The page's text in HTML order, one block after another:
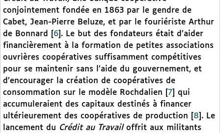
conjointement fondée en 1863 par le gendre de
Cabet, Jean-Pierre Beluze, et par le fouriériste Arthur
de Bonnard
6 . Le but des fondateurs était d’aider
financièrement à la formation de petites associations
ouvrières coopératives suffisamment compétitives
pour se maintenir sans l’aide du gouvernement, et
d’encourager la création de coopératives de
consommation sur le modèle Rochdalien
7
qui
accumuleraient des capitaux destinés à financer
ultérieurement des coopératives de production
8 . Le
lancement du Crédit au Travailoffrit aux militants